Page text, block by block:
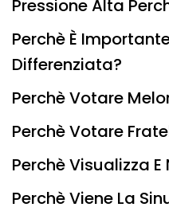
Pressione Alta
Perchè È
Differenziata?
Perchè Votare
Perchè Votare
Perchè Visualizza E
Perchè Viene La